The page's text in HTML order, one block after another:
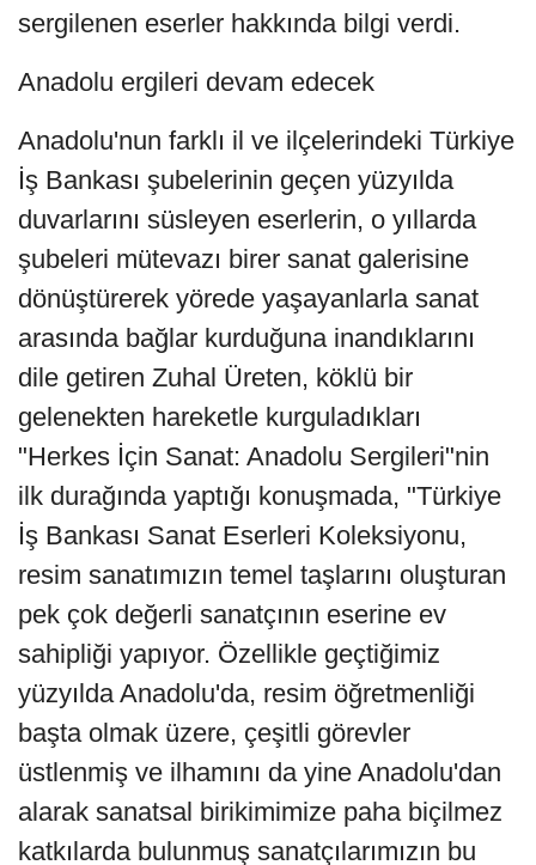
sergilenen eserler hakkında bilgi verdi.
Anadolu ergileri devam edecek
Anadolu'nun farklı il ve ilçelerindeki Türkiye
İş Bankası şubelerinin geçen yüzyılda
duvarlarını süsleyen eserlerin, o yıllarda
şubeleri mütevazı birer sanat galerisine
dönüştürerek yörede yaşayanlarla sanat
arasında bağlar kurduğuna inandıklarını
dile getiren Zuhal Üreten, köklü bir
gelenekten hareketle kurguladıkları
"Herkes İçin Sanat: Anadolu Sergileri"nin
ilk durağında yaptığı konuşmada, "Türkiye
İş Bankası Sanat Eserleri Koleksiyonu,
resim sanatımızın temel taşlarını oluşturan
pek çok değerli sanatçının eserine ev
sahipliği yapıyor. Özellikle geçtiğimiz
yüzyılda Anadolu'da, resim öğretmenliği
başta olmak üzere, çeşitli görevler
üstlenmiş ve ilhamını da yine Anadolu'dan
alarak sanatsal birikimimize paha biçilmez
katkılarda bulunmuş sanatçılarımızın bu